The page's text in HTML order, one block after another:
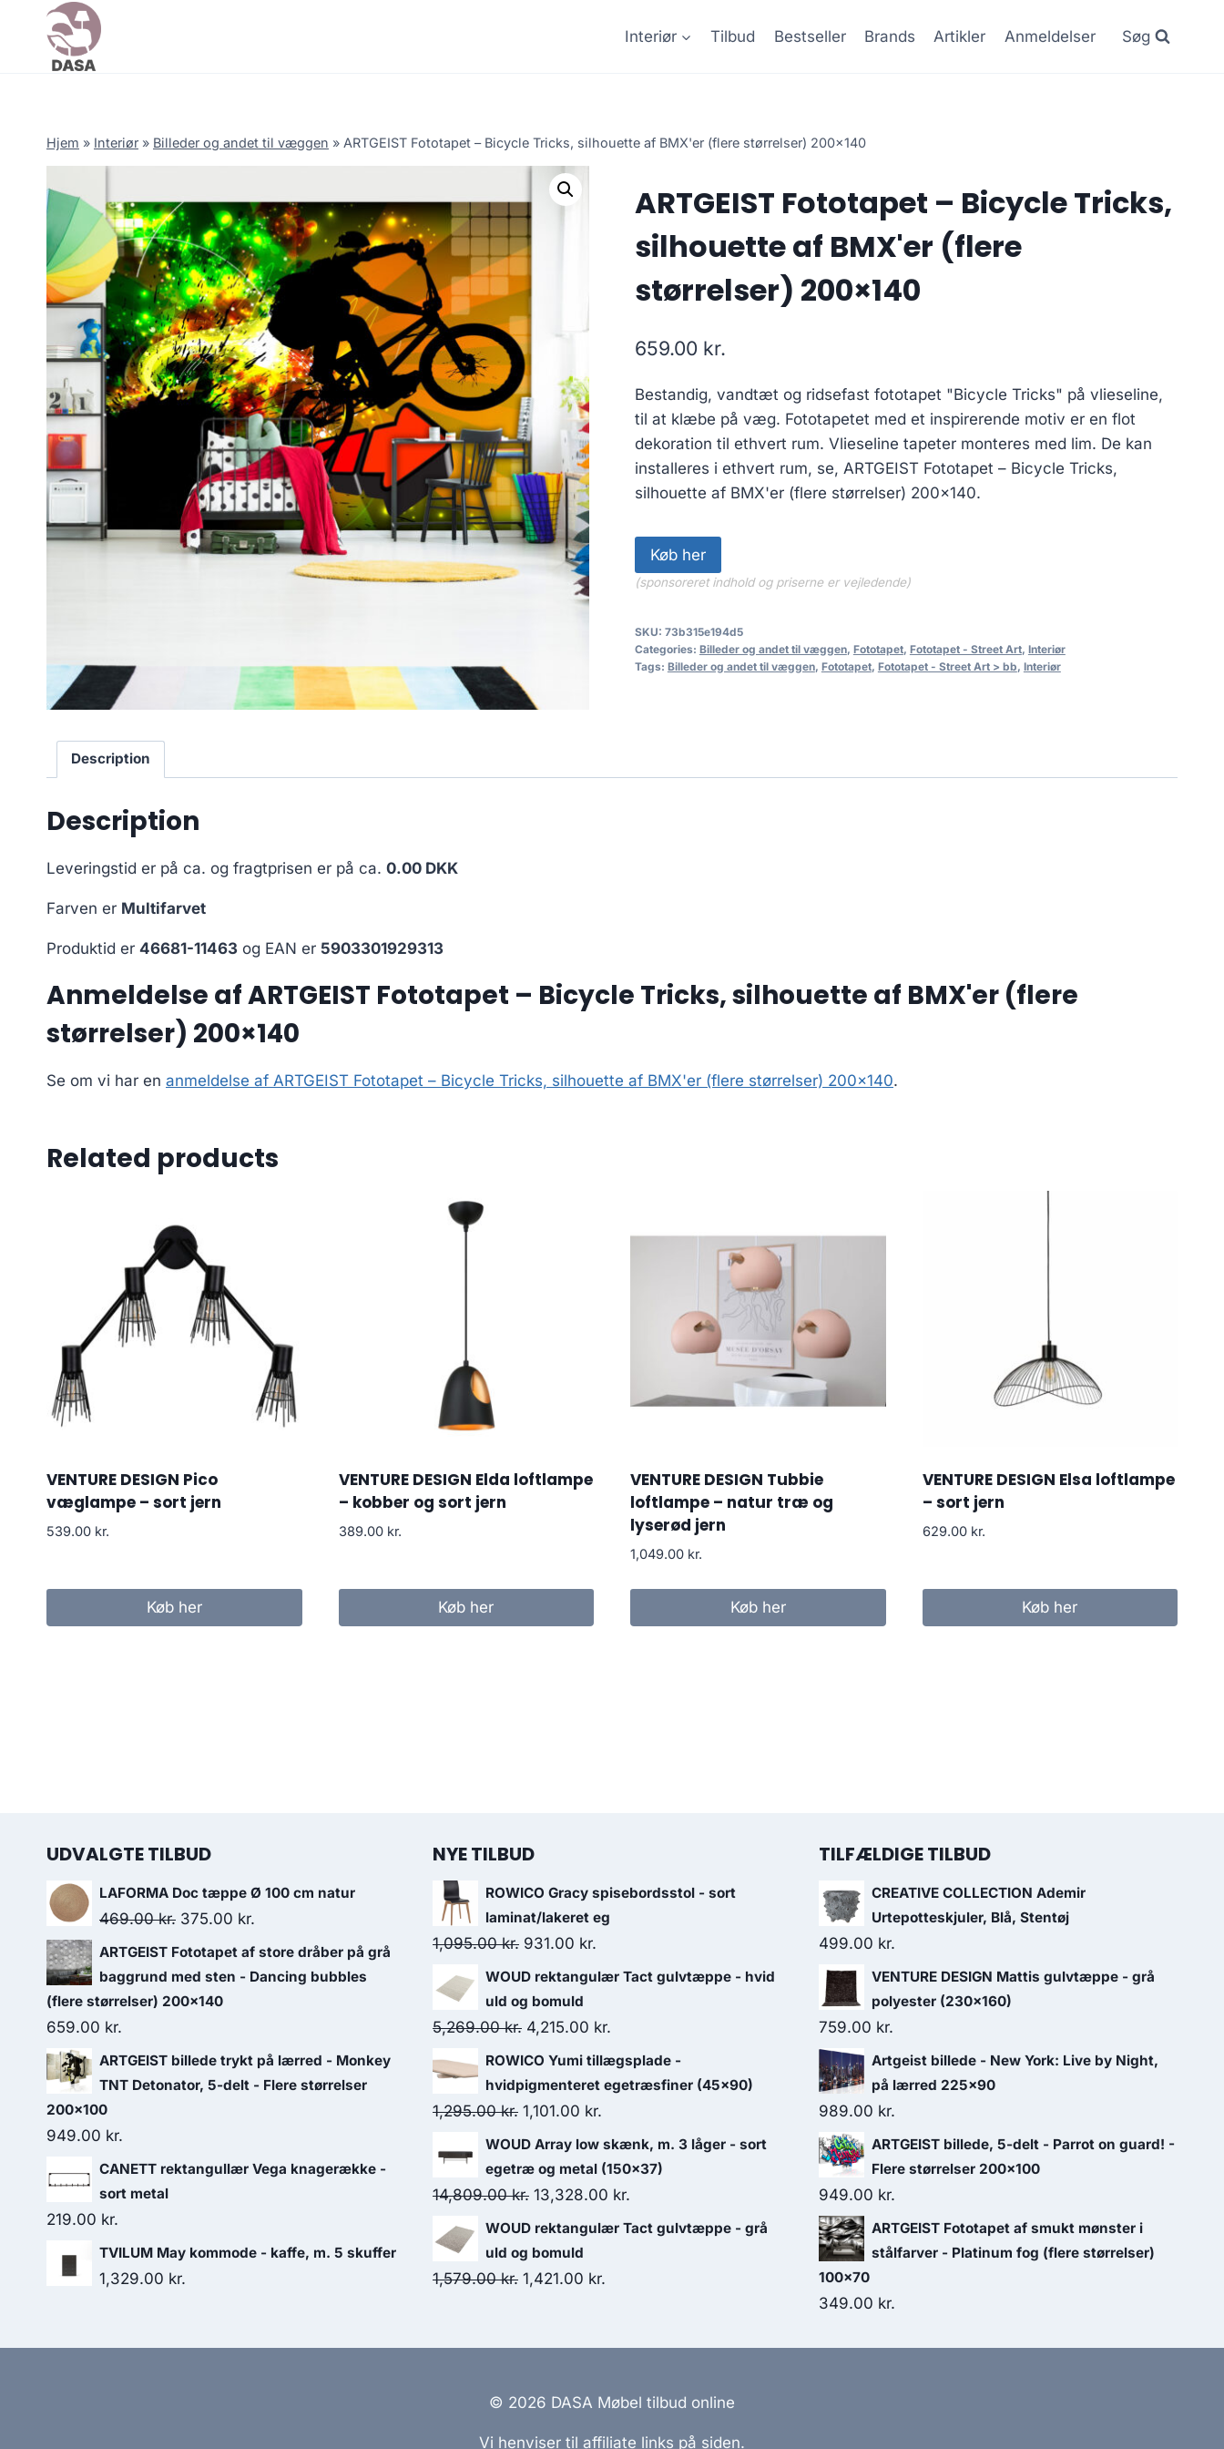
content
Interiør Tilbud Bestseller Brands Artikler Anmeldelser Søg
Hjem » Interiør » Billeder og andet til væggen » ARTGEIST Fototapet – Bicycle Tricks, silhouette af BMX'er (flere størrelser) 200×140
ARTGEIST Fototapet – Bicycle Tricks,
silhouette af BMX'er (flere
størrelser) 200×140
659.00 kr.
Bestandig, vandtæt og ridsefast fototapet "Bicycle Tricks" på vlieseline,
til at klæbe på væg. Fototapetet med et inspirerende motiv er en flot
dekoration til ethvert rum. Vlieseline tapeter monteres med lim. De kan
installeres i ethvert rum, se, ARTGEIST Fototapet – Bicycle Tricks,
silhouette af BMX'er (flere størrelser) 200×140.
Køb her
(sponsoreret indhold og priserne er vejledende)
SKU: 73b315e194d5
Categories: Billeder og andet til væggen, Fototapet, Fototapet - Street Art, Interiør
Tags: Billeder og andet til væggen, Fototapet, Fototapet - Street Art > bb, Interiør
Description
Description
Leveringstid er på ca. og fragtprisen er på ca. 0.00 DKK
Farven er Multifarvet
Produktid er 46681-11463 og EAN er 5903301929313
Anmeldelse af ARTGEIST Fototapet – Bicycle Tricks, silhouette af BMX'er (flere
størrelser) 200×140
Se om vi har en anmeldelse af ARTGEIST Fototapet – Bicycle Tricks, silhouette af BMX'er (flere størrelser) 200×140.
Related products
VENTURE DESIGN Pico
væglampe – sort jern
539.00 kr.
Køb her
VENTURE DESIGN Elda loftlampe
– kobber og sort jern
389.00 kr.
Køb her
VENTURE DESIGN Tubbie
loftlampe – natur træ og
lyserød jern
1,049.00 kr.
Køb her
VENTURE DESIGN Elsa loftlampe
– sort jern
629.00 kr.
Køb her
UDVALGTE TILBUD
LAFORMA Doc tæppe Ø 100 cm natur
469.00kr. 375.00 kr.
ARTGEIST Fototapet af store dråber på grå
baggrund med sten - Dancing bubbles
(flere størrelser) 200x140
659.00 kr.
ARTGEIST billede trykt på lærred - Monkey
TNT Detonator, 5-delt - Flere størrelser
200x100
949.00 kr.
CANETT rektangullær Vega knagerække -
sort metal
219.00 kr.
TVILUM May kommode - kaffe, m. 5 skuffer
1,329.00 kr.
NYE TILBUD
ROWICO Gracy spisebordsstol - sort
laminat/lakeret eg
1,095.00kr. 931.00 kr.
WOUD rektangulær Tact gulvtæppe - hvid
uld og bomuld
5,269.00kr. 4,215.00 kr.
ROWICO Yumi tillægsplade -
hvidpigmenteret egetræsfiner (45x90)
1,295.00kr. 1,101.00 kr.
WOUD Array low skænk, m. 3 låger - sort
egetræ og metal (150x37)
14,809.00kr. 13,328.00 kr.
WOUD rektangulær Tact gulvtæppe - grå
uld og bomuld
1,579.00kr. 1,421.00 kr.
TILFÆLDIGE TILBUD
CREATIVE COLLECTION Ademir
Urtepotteskjuler, Blå, Stentøj
499.00 kr.
VENTURE DESIGN Mattis gulvtæppe - grå
polyester (230x160)
759.00 kr.
Artgeist billede - New York: Live by Night,
på lærred 225x90
989.00 kr.
ARTGEIST billede, 5-delt - Parrot on guard! -
Flere størrelser 200x100
949.00 kr.
ARTGEIST Fototapet af smukt mønster i
stålfarver - Platinum fog (flere størrelser)
100x70
349.00 kr.
© 2026 DASA Møbel tilbud online
Vi henviser til affiliate links på siden.